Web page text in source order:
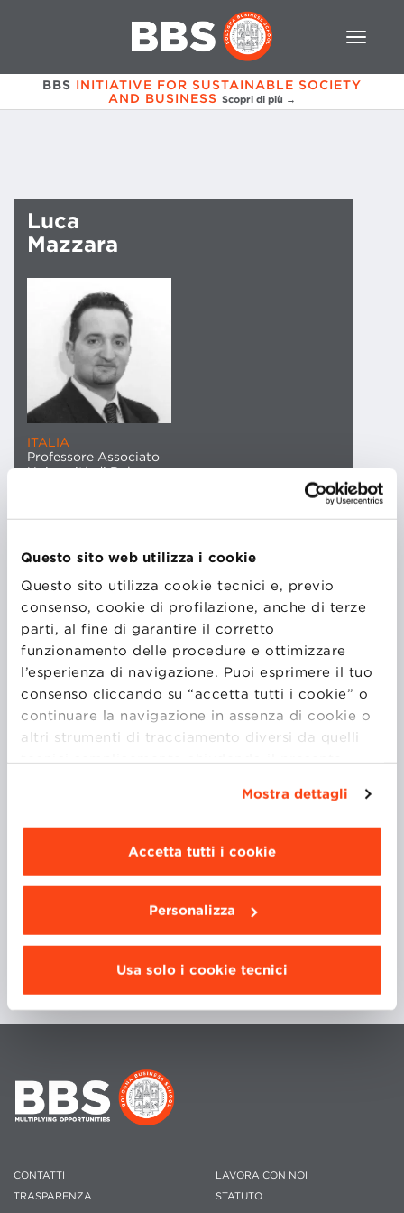
Questo sito web utilizza i cookie
Questo sito utilizza cookie tecnici e, previo
consenso, cookie di profilazione, anche di terze
parti, al fine di garantire il corretto
funzionamento delle procedure e ottimizzare
l’esperienza di navigazione. Puoi esprimere il tuo
consenso cliccando su “accetta tutti i cookie” o
continuare la navigazione in assenza di cookie o
altri strumenti di tracciamento diversi da quelli
tecnici semplicemente chiudendo il presente
Dettagli ”. Per
modificare le impostazioni di navigazione e
scegliere le funzionalità, le terze parti e i cookie
Mostra dettagli
Accetta tutti i cookie
Personalizza
Usa solo i cookie tecnici
BBS INITIATIVE FOR SUSTAINABLE SOCIETY
AND BUSINESS Scopri di più →
Luca
Mazzara
ITALIA
Professore Associato
Università di Bologna
rofessore Associato Confermato in
Economia
aziendale
presso l’Alma Mater Studiorum, Università
di Bologna, Facoltà di Economia, sede di Forlì.
Dopo la laurea in Economia e Commercio
conseguita presso la Facoltà di Economia e
presso la Facoltà di Economia e
CONTATTI
TRASPARENZA
LAVORA CON NOI
STATUTO